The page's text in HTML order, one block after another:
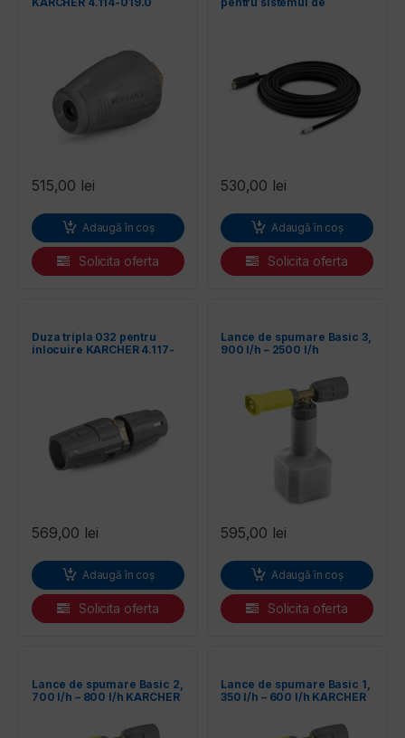
515,00 lei
Adaugă în coș
Solicita oferta
530,00 lei
Adaugă în coș
Solicita oferta
Duza tripla 032 pentru
inlocuire KARCHER 4.117-
569,00 lei
Adaugă în coș
Solicita oferta
Lance de spumare Basic 3,
900 l/h – 2500 l/h
595,00 lei
Adaugă în coș
Solicita oferta
Lance de spumare Basic 2,
700 l/h – 800 l/h KARCHER
Lance de spumare Basic 1,
350 l/h – 600 l/h KARCHER